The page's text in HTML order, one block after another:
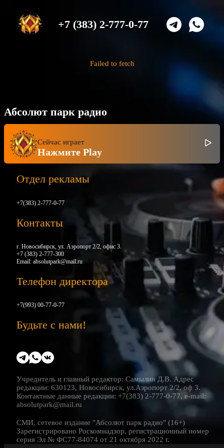
+7 (383) 2-777-0-77
Failed to fetch
Абсолют парк радио
Сейчас играет
Нажмите Play
Отдел рекламы
+7(383) 2-777-0-77
Контакты
г. Новосибирск, ул. Аэропорт 2/2, офис 3.
+7 (383) 2-777-300
Email: absolutpark@mail.ru
Телефон директора
+7(993) 00-77-0-77
Будьте с нами!
Учредитель и главный редактор: Самылин Д.В. Адрес
редакции: 630123, Новосибирск, ул.Аэропорт 2/2, оф 3.
Контактные данные редакции: +7(383) 2-777-0-77, e-mail:
absolutpark@mail.ru
СМИ, сетевое издание "Абсолют парк радио" (16+)
Зарегистрировано Роскомнадзор, регистрационный номер
серия Эл № ФС77-84074 от 21 октября 2022 г.